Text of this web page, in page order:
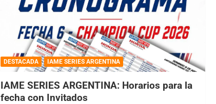
DESTACADA IAME SERIES ARGENTINA
IAME SERIES ARGENTINA: Horarios para la
fecha con Invitados